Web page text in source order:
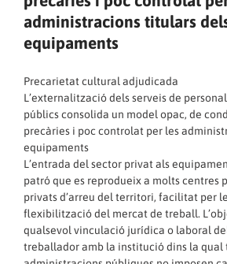
administracions titulars
equipaments
Precarietat cultural adjudicada
L’externalització dels serveis de
públics consolida un model opac, de
precàries i poc controlat per les
equipaments
L’entrada del sector privat als
patró que es reprodueix a molts centres
privats d’arreu del territori, facilitat per
flexibilització del mercat de treball.
qualsevol vinculació jurídica o laboral
treballador amb la institució dins la qual